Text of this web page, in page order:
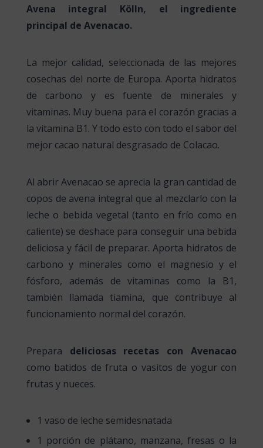
Avena integral Kölln, el ingrediente
principal de Avenacao.
La mejor calidad, seleccionada de las mejores
cosechas del norte de Europa. Aporta hidratos
de carbono y es fuente de minerales y
vitaminas. Muy buena para el corazón gracias a
la vitamina B1. Y todo esto con todo el sabor del
mejor cacao natural desgrasado de Colacao.
Al abrir Avenacao se aprecia la gran cantidad de
copos de avena integral que al mezclarlo con la
leche o bebida vegetal (tanto en frío como en
caliente) se deshace para conseguir una bebida
deliciosa y fácil de preparar. Aporta hidratos de
carbono y minerales como el magnesio y el
fósforo, además de vitaminas como la B1,
también llamada tiamina, que contribuye al
funcionamiento normal del corazón.
Prepara deliciosas recetas con Avenacao
como batidos de fruta o vasitos de yogur con
frutas y nueces.
1 vaso de leche semidesnatada
1 porción de plátano, manzana, fresas o la